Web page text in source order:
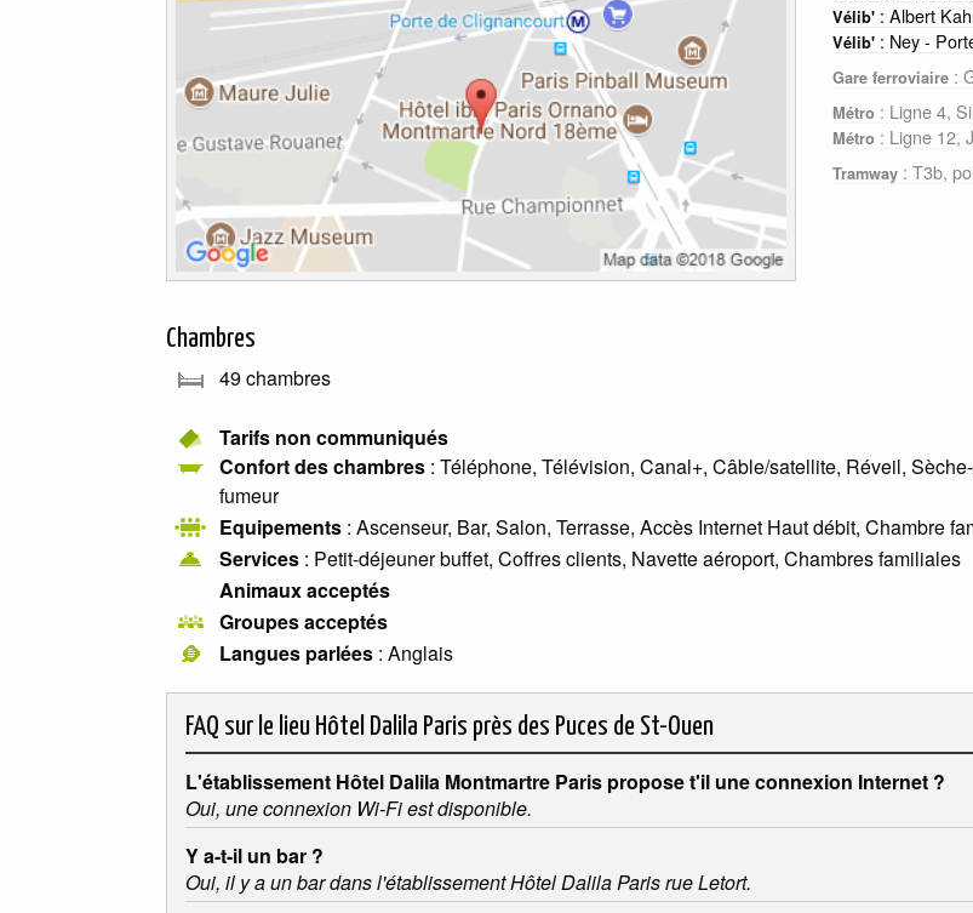
Vélib' : Albert
Vélib' : Ney -
Gare ferroviaire :
Métro : Ligne 4,
Métro : Ligne 12,
Tramway : T3b,
Chambres
49 chambres
Tarifs non communiqués
Confort des chambres : Téléphone, Télévision, Canal+, Câble/satellite, Réveil,
fumeur
Equipements : Ascenseur, Bar, Salon, Terrasse, Accès Internet Haut débit, Chambre
Services : Petit-déjeuner buffet, Coffres clients, Navette aéroport, Chambres familiales
Animaux acceptés
Groupes acceptés
Langues parlées : Anglais
FAQ sur le lieu Hôtel Dalila Paris près des Puces de St-Ouen
L'établissement Hôtel Dalila Montmartre Paris propose t'il une connexion Internet ?
Oui, une connexion Wi-Fi est disponible.
Y a-t-il un bar ?
Oui, il y a un bar dans l'établissement Hôtel Dalila Paris rue Letort.